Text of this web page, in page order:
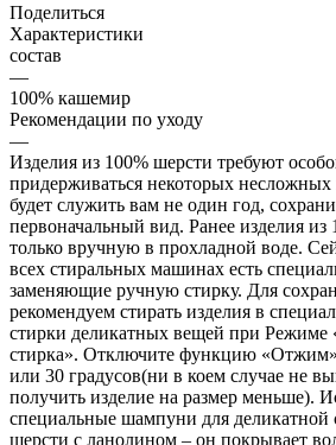
Поделиться
Характеристики
состав
—
100% кашемир
Рекомендации по уходу
—
Изделия из 100% шерсти требуют
придерживаться некоторых несложных
будет служить вам не один год,
первоначальный вид. Ранее изделия из
только вручную в прохладной воде.
всех стиральных машинах есть
заменяющие ручную стирку. Для
рекомендуем стирать изделия в
стирки деликатных вещей при Режиме
стирка». Отключите функцию
или 30 градусов(ни в коем случае не
получить изделие на размер меньше).
специальные шампуни для деликатной
шерсти с ланолином – он покрывает